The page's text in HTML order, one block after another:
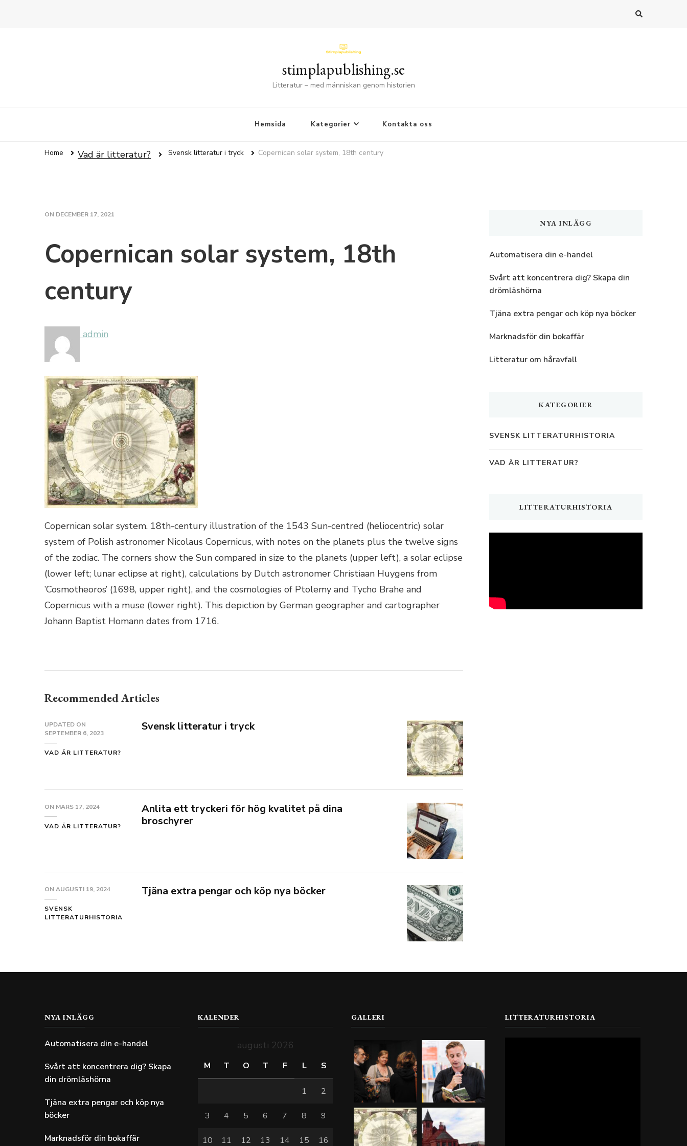
stimplapublishing.se
Litteratur – med människan genom historien
Hemsida Kategorier Kontakta oss
Home Vad är litteratur? Svensk litteratur i tryck Copernican solar system, 18th century
ON DECEMBER 17, 2021
Copernican solar system, 18th
century
admin
Copernican solar system. 18th-century illustration of the 1543 Sun-centred (heliocentric) solar
system of Polish astronomer Nicolaus Copernicus, with notes on the planets plus the twelve signs
of the zodiac. The corners show the Sun compared in size to the planets (upper left), a solar eclipse
(lower left; lunar eclipse at right), calculations by Dutch astronomer Christiaan Huygens from
’Cosmotheoros’ (1698, upper right), and the cosmologies of Ptolemy and Tycho Brahe and
Copernicus with a muse (lower right). This depiction by German geographer and cartographer
Johann Baptist Homann dates from 1716.
Recommended Articles
UPDATED ON
SEPTEMBER 6, 2023
VAD ÄR LITTERATUR?
Svensk litteratur i tryck
ON MARS 17, 2024
VAD ÄR LITTERATUR?
Anlita ett tryckeri för hög kvalitet på dina
broschyrer
ON AUGUSTI 19, 2024
SVENSK
LITTERATURHISTORIA
Tjäna extra pengar och köp nya böcker
NYA INLÄGG
Automatisera din e-handel
Svårt att koncentrera dig? Skapa din
drömläshörna
Tjäna extra pengar och köp nya böcker
Marknadsför din bokaffär
Litteratur om håravfall
KATEGORIER
SVENSK LITTERATURHISTORIA
VAD ÄR LITTERATUR?
LITTERATURHISTORIA
NYA INLÄGG
Automatisera din e-handel
Svårt att koncentrera dig? Skapa
din drömläshörna
Tjäna extra pengar och köp nya
böcker
Marknadsför din bokaffär
KALENDER
augusti 2026
M T O T F L S
1 2
3 4 5 6 7 8 9
10 11 12 13 14 15 16
GALLERI LITTERATURHISTORIA